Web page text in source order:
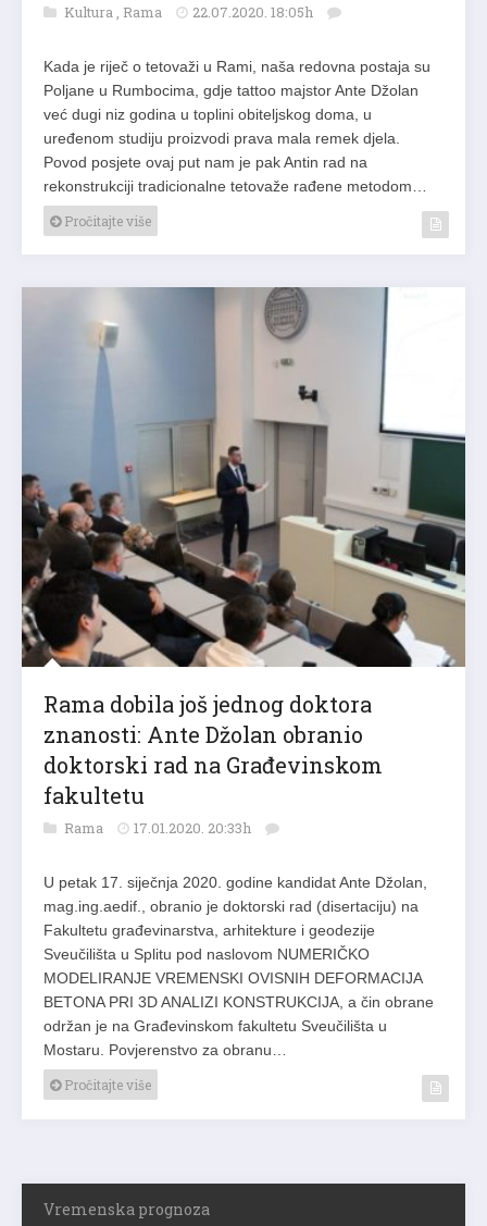
Kultura , Rama 22.07.2020. 18:05h
Kada je riječ o tetovaži u Rami, naša redovna postaja su
Poljane u Rumbocima, gdje tattoo majstor Ante Džolan
već dugi niz godina u toplini obiteljskog doma, u
uređenom studiju proizvodi prava mala remek djela.
Povod posjete ovaj put nam je pak Antin rad na
rekonstrukciji tradicionalne tetovaže rađene metodom…
Pročitajte više
Rama dobila još jednog doktora
znanosti: Ante Džolan obranio
doktorski rad na Građevinskom
fakultetu
Rama 17.01.2020. 20:33h
U petak 17. siječnja 2020. godine kandidat Ante Džolan,
mag.ing.aedif., obranio je doktorski rad (disertaciju) na
Fakultetu građevinarstva, arhitekture i geodezije
Sveučilišta u Splitu pod naslovom NUMERIČKO
MODELIRANJE VREMENSKI OVISNIH DEFORMACIJA
BETONA PRI 3D ANALIZI KONSTRUKCIJA, a čin obrane
održan je na Građevinskom fakultetu Sveučilišta u
Mostaru. Povjerenstvo za obranu…
Pročitajte više
Vremenska prognoza